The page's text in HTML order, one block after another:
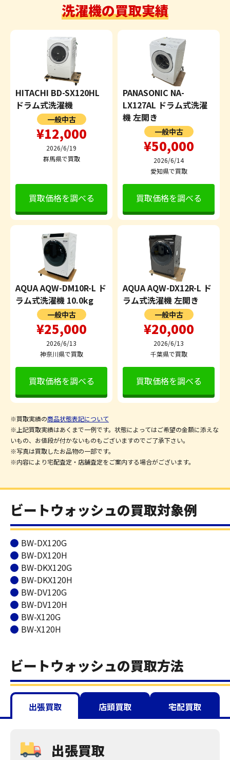
洗濯機の買取実績
HITACHI BD-SX120HL
ドラム式洗濯機
一般中古
¥12,000
2026/6/19
群馬県で買取
買取価格を調べる
PANASONIC NA-
LX127AL ドラム式洗濯
機 左開き
一般中古
¥50,000
2026/6/14
愛知県で買取
買取価格を調べる
AQUA AQW-DM10R-L ド
ラム式洗濯機 10.0kg
一般中古
¥25,000
2026/6/13
神奈川県で買取
買取価格を調べる
AQUA AQW-DX12R-L ド
ラム式洗濯機 左開き
一般中古
¥20,000
2026/6/13
千葉県で買取
買取価格を調べる
※買取実績の商品状態表記について
※上記買取実績はあくまで一例です。状態によってはご希望の金額に添えな
いもの、お値段が付かないものもございますのでご了承下さい。
※写真は買取したお品物の一部です。
※内容により宅配査定・店舗査定をご案内する場合がございます。
ビートウォッシュの買取対象例
BW-DX120G
BW-DX120H
BW-DKX120G
BW-DKX120H
BW-DV120G
BW-DV120H
BW-X120G
BW-X120H
ビートウォッシュの買取方法
出張買取 店頭買取 宅配買取
出張買取